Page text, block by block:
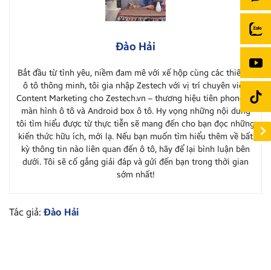
Đào Hải
Bắt đầu từ tình yêu, niềm đam mê với xế hộp cùng các thiết bị
ô tô thông minh, tôi gia nhập Zestech với vị trí chuyên viên
Content Marketing cho Zestech.vn – thương hiệu tiên phong về
màn hình ô tô và Android box ô tô. Hy vọng những nội dung
tôi tìm hiểu được từ thực tiễn sẽ mang đến cho bạn đọc những
kiến thức hữu ích, mới lạ. Nếu bạn muốn tìm hiểu thêm về bất
kỳ thông tin nào liên quan đến ô tô, hãy để lại bình luận bên
dưới. Tôi sẽ cố gắng giải đáp và gửi đến bạn trong thời gian
sớm nhất!
Tác giả: Đào Hải